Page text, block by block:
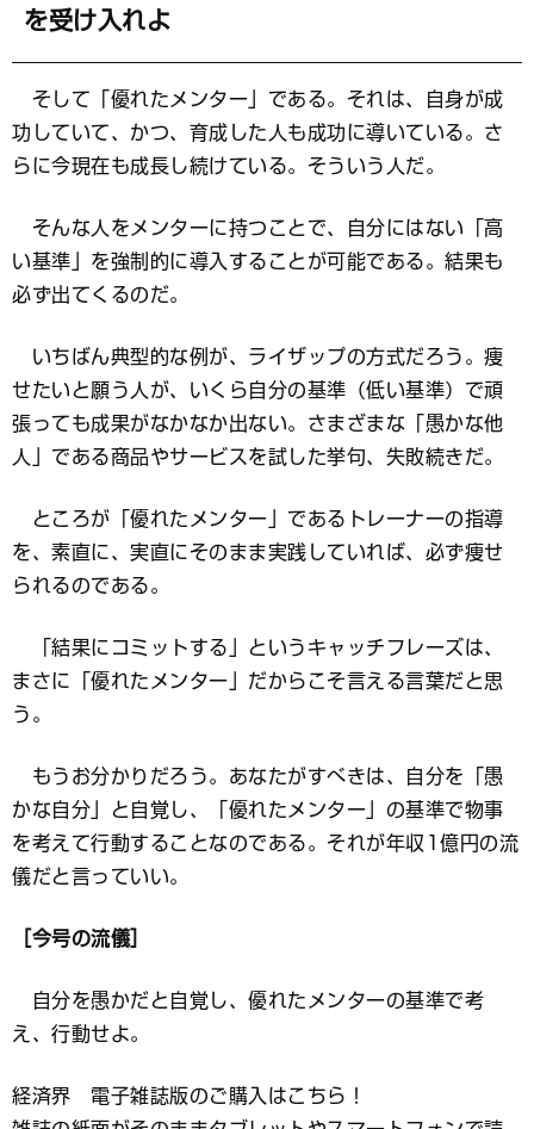
を受け入れよ
そして「優れたメンター」である。それは、自身が成
功していて、かつ、育成した人も成功に導いている。さ
らに今現在も成長し続けている。そういう人だ。
そんな人をメンターに持つことで、自分にはない「高
い基準」を強制的に導入することが可能である。結果も
必ず出てくるのだ。
いちばん典型的な例が、ライザップの方式だろう。痩
せたいと願う人が、いくら自分の基準（低い基準）で頑
張っても成果がなかなか出ない。さまざまな「愚かな他
人」である商品やサービスを試した挙句、失敗続きだ。
ところが「優れたメンター」であるトレーナーの指導
を、素直に、実直にそのまま実践していれば、必ず痩せ
られるのである。
「結果にコミットする」というキャッチフレーズは、
まさに「優れたメンター」だからこそ言える言葉だと思
う。
もうお分かりだろう。あなたがすべきは、自分を「愚
かな自分」と自覚し、「優れたメンター」の基準で物事
を考えて行動することなのである。それが年収1億円の流
儀だと言っていい。
［今号の流儀］
自分を愚かだと自覚し、優れたメンターの基準で考
え、行動せよ。
経済界 電子雑誌版のご購入はこちら！